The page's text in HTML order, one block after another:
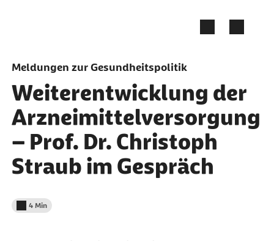
Meldungen zur Gesundheitspolitik
Weiterentwicklung der
Arzneimittelversorgung
– Prof. Dr. Christoph
Straub im Gespräch
Lesedauer weniger als
4 Min